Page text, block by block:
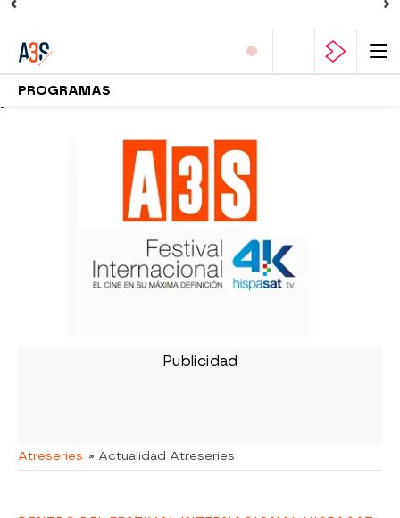
PROGRAMAS
-
Atreseries » Actualidad Atreseries